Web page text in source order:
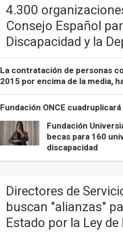
4.300
Consejo Español
Discapacidad y la
La contratación de personas
2015 por encima de la media,
Fundación ONCE
Fundación
becas para 160
discapacidad
Directores de
buscan "alianzas"
Estado por la Ley